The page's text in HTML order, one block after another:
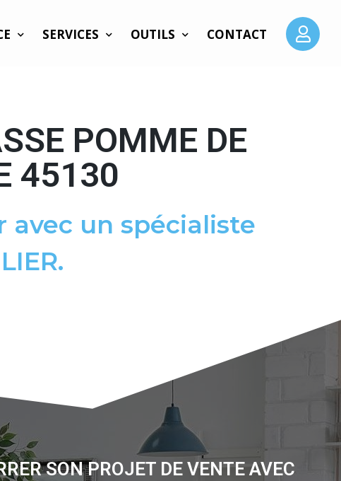
SERVICES OUTILS CONTACT
POMME DE
45130
un spécialiste
SON PROJET DE VENTE AVEC